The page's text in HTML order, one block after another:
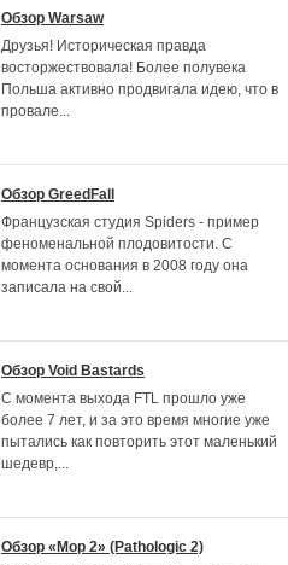
Обзор Warsaw
Друзья! Историческая правда
восторжествовала! Более полувека
Польша активно продвигала идею, что в
провале...
Обзор GreedFall
Французская студия Spiders - пример
феноменальной плодовитости. С
момента основания в 2008 году она
записала на свой...
Обзор Void Bastards
С момента выхода FTL прошло уже
более 7 лет, и за это время многие уже
пытались как повторить этот маленький
шедевр,...
Обзор «Мор 2» (Pathologic 2)